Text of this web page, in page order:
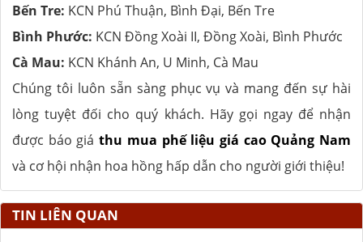
Bến Tre: KCN Phú Thuận, Bình Đại, Bến Tre
Bình Phước: KCN Đồng Xoài II, Đồng Xoài, Bình Phước
Cà Mau: KCN Khánh An, U Minh, Cà Mau
Chúng tôi luôn sẵn sàng phục vụ và mang đến sự hài
lòng tuyệt đối cho quý khách. Hãy gọi ngay để nhận
được báo giáthu mua phế liệu giá cao Quảng Nam
và cơ hội nhận hoa hồng hấp dẫn cho người giới thiệu!
TIN LIÊN QUAN